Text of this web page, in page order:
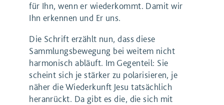
für Ihn, wenn er wiederkommt. Damit wir
Ihn erkennen und Er uns.
Die Schrift erzählt nun, dass diese
Sammlungsbewegung bei weitem nicht
harmonisch abläuft. Im Gegenteil: Sie
scheint sich je stärker zu polarisieren, je
näher die Wiederkunft Jesu tatsächlich
heranrückt. Da gibt es die, die sich mit